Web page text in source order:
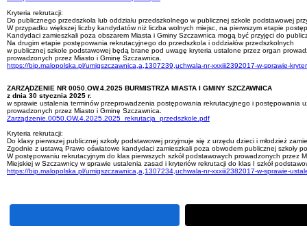
Kryteria rekrutacji:
Do publicznego przedszkola lub oddziału przedszkolnego w publicznej szkole podstawowej
W przypadku większej liczby kandydatów niż liczba wolnych miejsc, na pierwszym etapie
Kandydaci zamieszkali poza obszarem Miasta i Gminy Szczawnica mogą być przyjęci do
Na drugim etapie postępowania rekrutacyjnego do przedszkola i oddziałów przedszkolnych
w publicznej szkole podstawowej będą brane pod uwagę kryteria ustalone przez organ
prowadzonych przez Miasto i Gminę Szczawnica.
https://bip.malopolska.pl/umigszczawnica,a,1307239,uchwala-nr-xxxiii2392017-w-sprawie-
ZARZĄDZENIE NR 0050.OW.4.2025 BURMISTRZA MIASTA I GMINY SZCZAWNICA
z dnia 30 stycznia 2025 r.
w sprawie ustalenia terminów przeprowadzenia postępowania rekrutacyjnego i postępowania
prowadzonych przez Miasto i Gminę Szczawnica.
Zarządzenie.0050.OW.4.2025.2025_rekrutacja_przedszkole.pdf
Kryteria rekrutacji:
Do klasy pierwszej publicznej szkoły podstawowej przyjmuje się z urzędu dzieci i młodzież
Zgodnie z ustawą Prawo oświatowe kandydaci zamieszkali poza obwodem publicznej szkoły
W postępowaniu rekrutacyjnym do klas pierwszych szkół podstawowych prowadzonych
Miejskiej w Szczawnicy w sprawie ustalenia zasad i kryteriów rekrutacji do klas I szkół
https://bip.malopolska.pl/umigszczawnica,a,1307234,uchwala-nr-xxxiii2382017-w-sprawie-